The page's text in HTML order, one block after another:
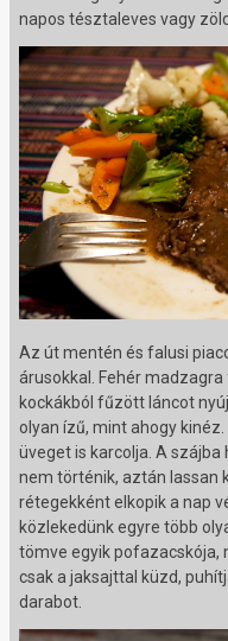
napos tésztaleves vagy
Az út mentén és falusi
árusokkal. Fehér
kockákból fűzött láncot
olyan ízű, mint ahogy
üveget is karcolja. A
nem történik, aztán lassan
rétegekként elkopik a nap
közlekedünk egyre több
tömve egyik pofazacskója,
csak a jaksajttal küzd,
darabot.